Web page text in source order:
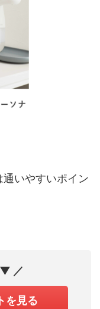
通いやすいポイン
／
を見る